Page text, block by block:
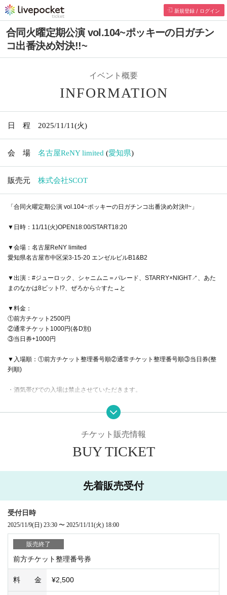
新規登録 / ログイン
合同火曜定期公演 vol.104~ポッキーの日ガチン
コ出番決め対決!!~
イベント概要
INFORMATION
日 程 2025/11/11(火)
会 場 名古屋ReNY limited (愛知県)
販売元 株式会社SCOT
「合同火曜定期公演 vol.104~ポッキーの日ガチンコ出番決め対決!!~」
▼日時：11/11(火)OPEN18:00/START18:20
▼会場：名古屋ReNY limited
愛知県名古屋市中区栄3-15-20 エンゼルビルB1&B2
▼出演：#ジューロック、シャニムニ＝パレード、STARRY×NIGHT↗、あた
まのなかは8ビット!?、ぜろから☆すた→と
▼料金：
①前方チケット2500円
②通常チケット1000円(各D別)
③当日券+1000円
▼入場順：①前方チケット整理番号順②通常チケット整理番号順③当日券(整
列順)
・酒気帯びでの入場は禁止させていただきます。
チケット販売情報
BUY TICKET
先着販売受付
受付日時
2025/11/9(日) 23:30 〜 2025/11/11(火) 18:00
販売終了
前方チケット整理番号券
料 金 ¥2,500